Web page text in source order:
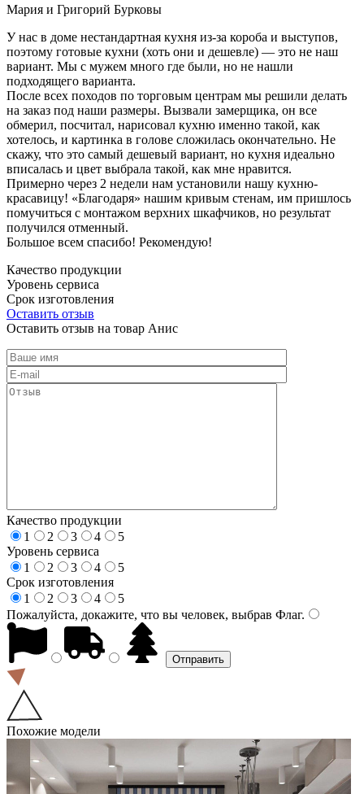
Мария и Григорий Бурковы
У нас в доме нестандартная кухня из-за короба и выступов,
поэтому готовые кухни (хоть они и дешевле) — это не наш
вариант. Мы с мужем много где были, но не нашли
подходящего варианта.
После всех походов по торговым центрам мы решили делать
на заказ под наши размеры. Вызвали замерщика, он все
обмерил, посчитал, нарисовал кухню именно такой, как
хотелось, и картинка в голове сложилась окончательно. Не
скажу, что это самый дешевый вариант, но кухня идеально
вписалась и цвет выбрала такой, как мне нравится.
Примерно через 2 недели нам установили нашу кухню-
красавицу! «Благодаря» нашим кривым стенам, им пришлось
помучиться с монтажом верхних шкафчиков, но результат
получился отменный.
Большое всем спасибо! Рекомендую!
Качество продукции
Уровень сервиса
Срок изготовления
Оставить отзыв
Оставить отзыв на товар Анис
Качество продукции
1
2 3 4
5
Уровень сервиса
1
2 3 4
5
Срок изготовления
1
2 3 4
5
Пожалуйста, докажите, что вы человек, выбрав Флаг.
Похожие модели